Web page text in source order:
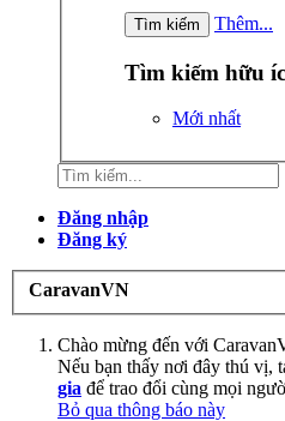
Thêm...
Tìm kiếm hữu
Mới nhất
Đăng nhập
Đăng ký
CaravanVN
Chào mừng đến với
Nếu bạn thấy nơi đây thú vị,
gia để trao đổi cùng mọi
Bỏ qua thông báo này